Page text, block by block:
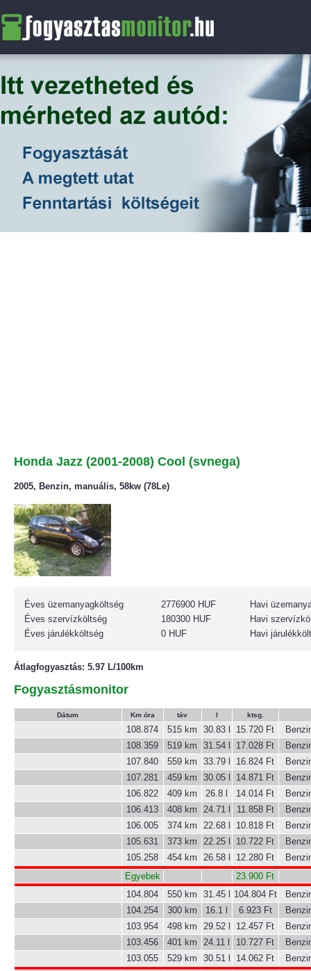
Honda Jazz (2001-2008) Cool (svnega)
2005, Benzin, manuális, 58kw (78Le)
Éves üzemanyagköltség 2776900 HUF
Havi
Éves szervízköltség
180300 HUF
Havi
Éves járulékköltség
0 HUF Havi
Átlagfogyasztás: 5.97 L/100km
Fogyasztásmonitor
Dátum Km óra táv l ktsg.
108.874 515 km 30.83 l 15.720 Ft
108.359
519 km 31.54 l 17.028 Ft
107.840
559 km 33.79 l 16.824 Ft
107.281
459 km 30.05 l 14.871 Ft
106.822
409 km 26.8 l 14.014 Ft
106.413
408 km 24.71 l 11.858 Ft
106.005
374 km 22.68 l 10.818 Ft
105.631
373 km 22.25 l 10.722 Ft
105.258
454 km 26.58 l 12.280 Ft
Egyebek
23.900 Ft
104.804
550 km 31.45 l 104.804 Ft
104.254
300 km 16.1 l 6.923 Ft
103.954
498 km 29.52 l 12.457 Ft
103.456
401 km 24.11 l 10.727 Ft
103.055
529 km 30.51 l 14.062 Ft